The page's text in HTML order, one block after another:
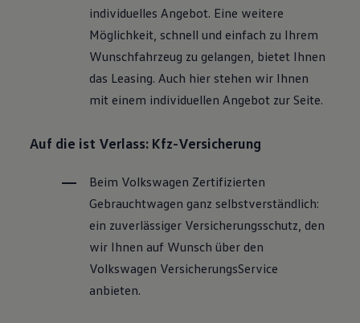
individuelles Angebot. Eine weitere
Möglichkeit, schnell und einfach zu Ihrem
Wunschfahrzeug zu gelangen, bietet Ihnen
das Leasing. Auch hier stehen wir Ihnen
mit einem individuellen Angebot zur Seite.
Auf die ist Verlass: Kfz-Versicherung
Beim Volkswagen Zertifizierten
Gebrauchtwagen ganz selbstverständlich:
ein zuverlässiger Versicherungsschutz, den
wir Ihnen auf Wunsch über den
Volkswagen VersicherungsService
anbieten.